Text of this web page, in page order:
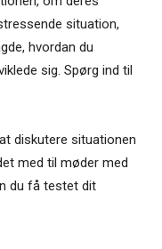
situation,
hvordan du
sig. Spørg ind til
diskutere situationen
med til møder med
du få testet dit